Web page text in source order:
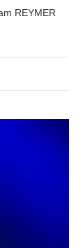
REYMER